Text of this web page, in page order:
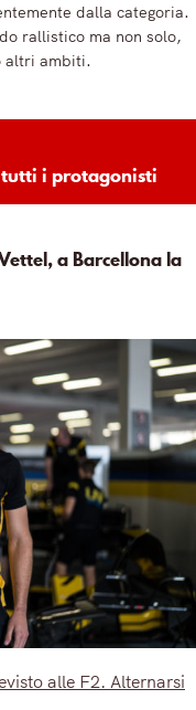
dalla categoria.
rallistico ma non solo,
altri ambiti.
a Barcellona la
tutti i protagonisti
alle F2. Alternarsi